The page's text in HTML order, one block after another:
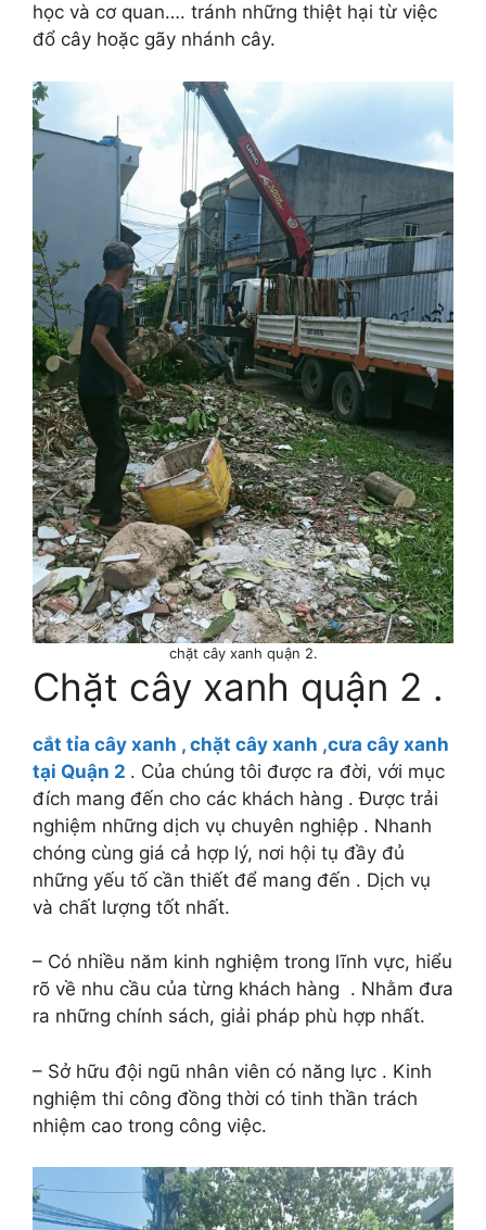
học và cơ quan…. tránh những thiệt hại từ việc
đổ cây hoặc gãy nhánh cây.
chặt cây xanh quận 2.
Chặt cây xanh quận 2 .
cắt tỉa cây xanh , chặt cây xanh ,cưa cây xanh
tại Quận 2 . Của chúng tôi được ra đời, với mục
đích mang đến cho các khách hàng . Được trải
nghiệm những dịch vụ chuyên nghiệp . Nhanh
chóng cùng giá cả hợp lý, nơi hội tụ đầy đủ
những yếu tố cần thiết để mang đến . Dịch vụ
và chất lượng tốt nhất.
– Có nhiều năm kinh nghiệm trong lĩnh vực, hiểu
rõ về nhu cầu của từng khách hàng . Nhằm đưa
ra những chính sách, giải pháp phù hợp nhất.
– Sở hữu đội ngũ nhân viên có năng lực . Kinh
nghiệm thi công đồng thời có tinh thần trách
nhiệm cao trong công việc.